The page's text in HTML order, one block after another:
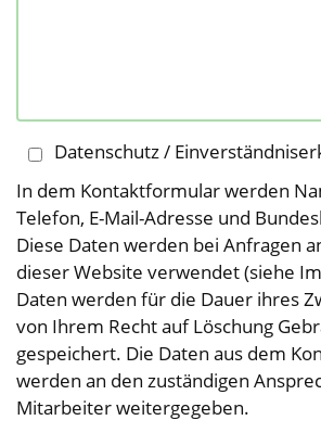
Datenschutz /
In dem Kontaktformular werden
Telefon, E-Mail-Adresse und
Diese Daten werden bei Anfragen
dieser Website verwendet (siehe
Daten werden für die Dauer ihres
von Ihrem Recht auf Löschung
gespeichert. Die Daten aus dem
werden an den zuständigen
Mitarbeiter weitergegeben.